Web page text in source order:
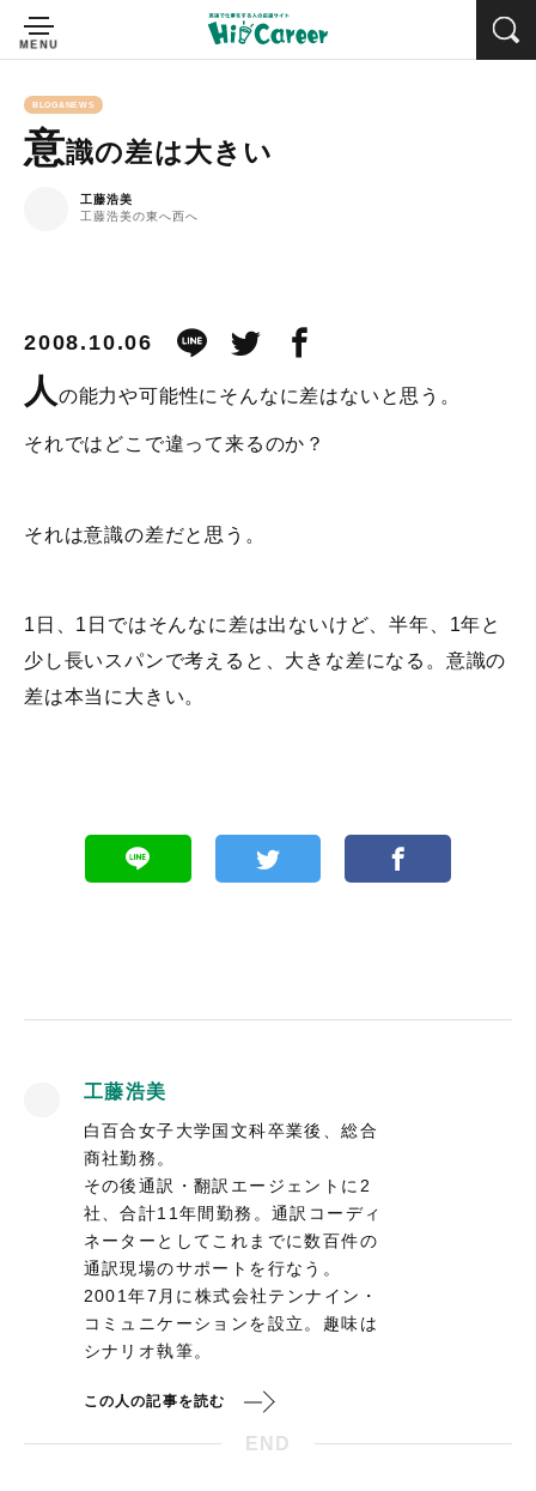
BLOG&NEWS
意識の差は大きい
工藤浩美
工藤浩美の東へ西へ
2008.10.06
人 の能力や可能性にそんなに差はないと思う。
それではどこで違って来るのか？
それは意識の差だと思う。
1日、1日ではそんなに差は出ないけど、半年、1年と
少し長いスパンで考えると、大きな差になる。意識の
差は本当に大きい。
工藤浩美
白百合女子大学国文科卒業後、総合
商社勤務。
その後通訳・翻訳エージェントに2
社、合計11年間勤務。通訳コーディ
ネーターとしてこれまでに数百件の
通訳現場のサポートを行なう。
2001年7月に株式会社テンナイン・
コミュニケーションを設立。趣味は
シナリオ執筆。
この人の記事を読む
END